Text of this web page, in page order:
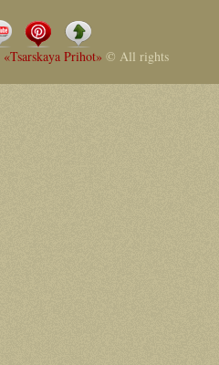
«Tsarskaya Prihot» © All rights